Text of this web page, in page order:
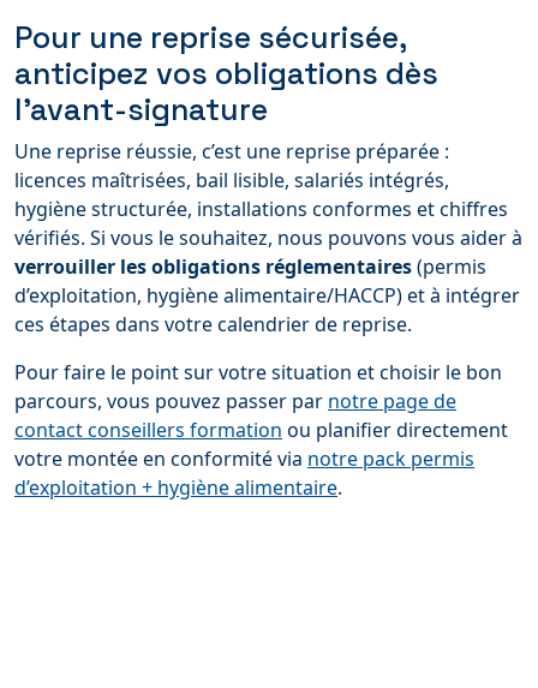
Pour une reprise sécurisée,
anticipez vos obligations dès
l’avant-signature
Une reprise réussie, c’est une reprise préparée :
licences maîtrisées, bail lisible, salariés intégrés,
hygiène structurée, installations conformes et chiffres
vérifiés. Si vous le souhaitez, nous pouvons vous aider à
verrouiller les obligations réglementaires(permis
d’exploitation, hygiène alimentaire/HACCP) et à intégrer
ces étapes dans votre calendrier de reprise.
Pour faire le point sur votre situation et choisir le bon
parcours, vous pouvez passer par notre page de
contact conseillers formation ou planifier directement
votre montée en conformité via notre pack permis
d’exploitation + hygiène alimentaire.